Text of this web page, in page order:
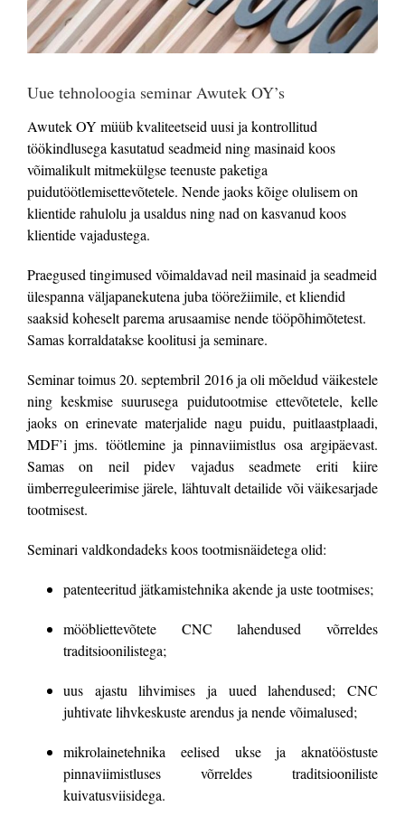
Uue tehnoloogia seminar Awutek OY’s
Awutek OY müüb kvaliteetseid uusi ja kontrollitud
töökindlusega kasutatud seadmeid ning masinaid koos
võimalikult mitmekülgse teenuste paketiga
puidutöötlemisettevõtetele. Nende jaoks kõige olulisem on
klientide rahulolu ja usaldus ning nad on kasvanud koos
klientide vajadustega.
Praegused tingimused võimaldavad neil masinaid ja seadmeid
ülespanna väljapanekutena juba töörežiimile, et kliendid
saaksid koheselt parema arusaamise nende tööpõhimõtetest.
Samas korraldatakse koolitusi ja seminare.
Seminar toimus 20. septembril 2016 ja oli mõeldud väikestele
ning keskmise suurusega puidutootmise ettevõtetele, kelle
jaoks on erinevate materjalide nagu puidu, puitlaastplaadi,
MDF’i jms. töötlemine ja pinnaviimistlus osa argipäevast.
Samas on neil pidev vajadus seadmete eriti kiire
ümberreguleerimise järele, lähtuvalt detailide või väikesarjade
tootmisest.
Seminari valdkondadeks koos tootmisnäidetega olid:
patenteeritud jätkamistehnika akende ja uste tootmises;
mööbliettevõtete CNC lahendused võrreldes
traditsioonilistega;
uus ajastu lihvimises ja uued lahendused; CNC
juhtivate lihvkeskuste arendus ja nende võimalused;
mikrolainetehnika eelised ukse ja aknatööstuste
pinnaviimistluses võrreldes traditsiooniliste
kuivatusviisidega.